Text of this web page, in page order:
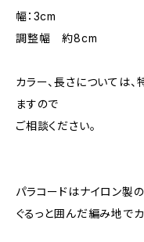
幅：3cm
調整幅 約8cm
カラー、長さについては
ますので
ご相談ください。
パラコードはナイロン製
ぐるっと囲んだ編み地で